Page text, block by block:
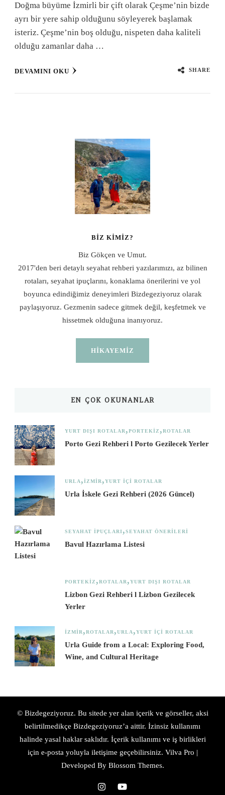
Doğma büyüme İzmirli bir çift olarak Çeşme’nin bizde
ayrı bir yere sahip olduğunu söyleyerek başlamak
isteriz. Çeşme’nin boş olduğu, nispeten daha kaliteli
olduğu zamanlar daha …
DEVAMINI OKU SHARE
BIZ KIMIZ?
Biz Gökçen ve Umut.
2017'den beri detaylı seyahat rehberi yazılarımızı, az bilinen
rotaları, seyahat ipuçlarını, konaklama önerilerini ve yol
boyunca edindiğimiz deneyimleri Bizdegeziyoruz olarak
paylaşıyoruz. Gezmenin sadece gitmek değil, keşfetmek ve
hissetmek olduğuna inanıyoruz.
HIKAYEMIZ
EN ÇOK OKUNANLAR
YURT DIŞI ROTALAR PORTEKIZ ROTALAR
Porto Gezi Rehberi l Porto Gezilecek Yerler
URLA İZMIR YURT İÇI ROTALAR
Urla İskele Gezi Rehberi (2026 Güncel)
SEYAHAT İPUÇLARI SEYAHAT ÖNERILERI
Bavul Hazırlama Listesi
PORTEKIZ ROTALAR YURT DIŞI ROTALAR
Lizbon Gezi Rehberi l Lizbon Gezilecek
Yerler
İZMIR ROTALAR URLA YURT İÇI ROTALAR
Urla Guide from a Local: Exploring Food,
Wine, and Cultural Heritage
© Bizdegeziyoruz. Bu sitede yer alan içerik ve görseller, aksi
belirtilmedikçe Bizdegeziyoruz’a aittir. İzinsiz kullanımı
halinde yasal haklar saklıdır. İçerik kullanımı ve iş birlikleri
için e-posta yoluyla iletişime geçebilirsiniz. Vilva Pro |
Developed By Blossom Themes.